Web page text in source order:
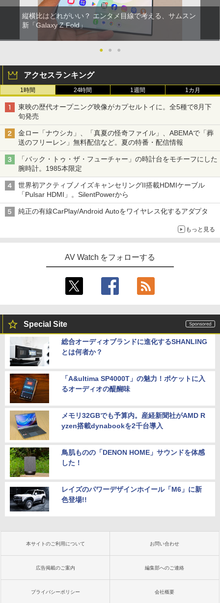
縦横比はどれがいい？ エンタメ目線で考える、サムスン
新「Galaxy Z Fold」
● ● ●
アクセスランキング
1時間 24時間 1週間 1カ月
東映の歴代オープニング映像がカプセルトイに。全5種で8月下
旬発売
金ロー「ナウシカ」、「真夏の怪奇ファイル」、ABEMAで「葬
送のフリーレン」無料配信など。夏の特番・配信情報
「バック・トゥ・ザ・フューチャー」の時計台をモチーフにした
腕時計。1985本限定
世界初アクティブノイズキャンセリングII搭載HDMIケーブル
「Pulsar HDMI」。SilentPowerから
純正の有線CarPlay/Android Autoをワイヤレス化するアダプタ
もっと見る
AV Watch をフォローする
Special Site
総合オーディオブランドに進化するSHANLING
とは何者か？
「A&ultima SP4000T」の魅力！ポケットに入
るオーディオの醍醐味
メモリ32GBでも予算内。産経新聞社がAMD R
yzen搭載dynabookを2千台導入
鳥肌ものの「DENON HOME」サウンドを体感
した！
レイズのパワーデザインホイール「M6」に新
色登場!!
本サイトのご利用について お問い合わせ
広告掲載のご案内 編集部へのご連絡
プライバシーポリシー 会社概要